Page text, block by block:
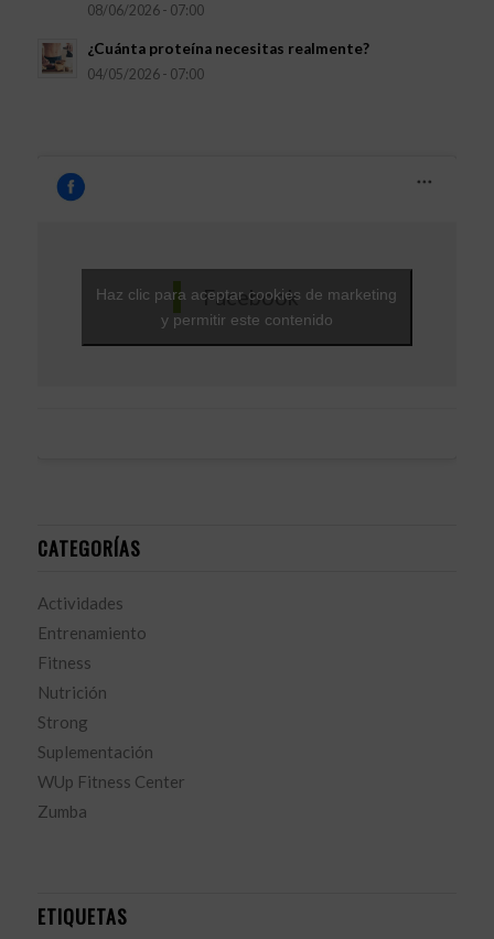
08/06/2026 - 07:00
¿Cuánta proteína necesitas realmente?
04/05/2026 - 07:00
Facebook
Haz clic para aceptar cookies de marketing
y permitir este contenido
CATEGORÍAS
Actividades
Entrenamiento
Fitness
Nutrición
Strong
Suplementación
WUp Fitness Center
Zumba
ETIQUETAS